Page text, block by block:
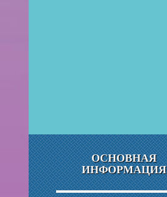
ОСНОВНАЯ
ИНФОРМАЦИЯ